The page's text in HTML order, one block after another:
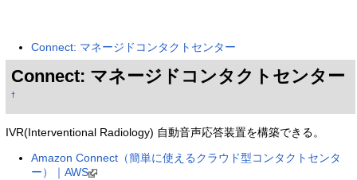
Connect: マネージドコンタクトセンター
Connect: マネージドコンタクトセンター
†
IVR(Interventional Radiology) 自動音声応答装置を構築できる。
Amazon Connect（簡単に使えるクラウド型コンタクトセンタ
ー）｜AWS